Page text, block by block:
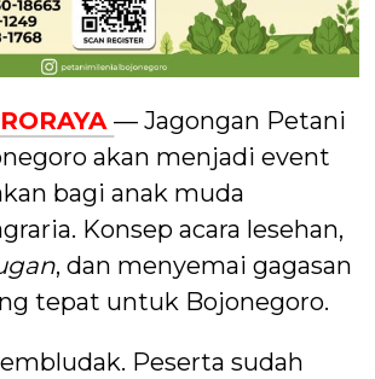
— Jagongan Petani
akan menjadi event
bagi anak muda
Konsep acara lesehan,
, dan menyemai gagasan
tepat untuk Bojonegoro.
Peserta sudah